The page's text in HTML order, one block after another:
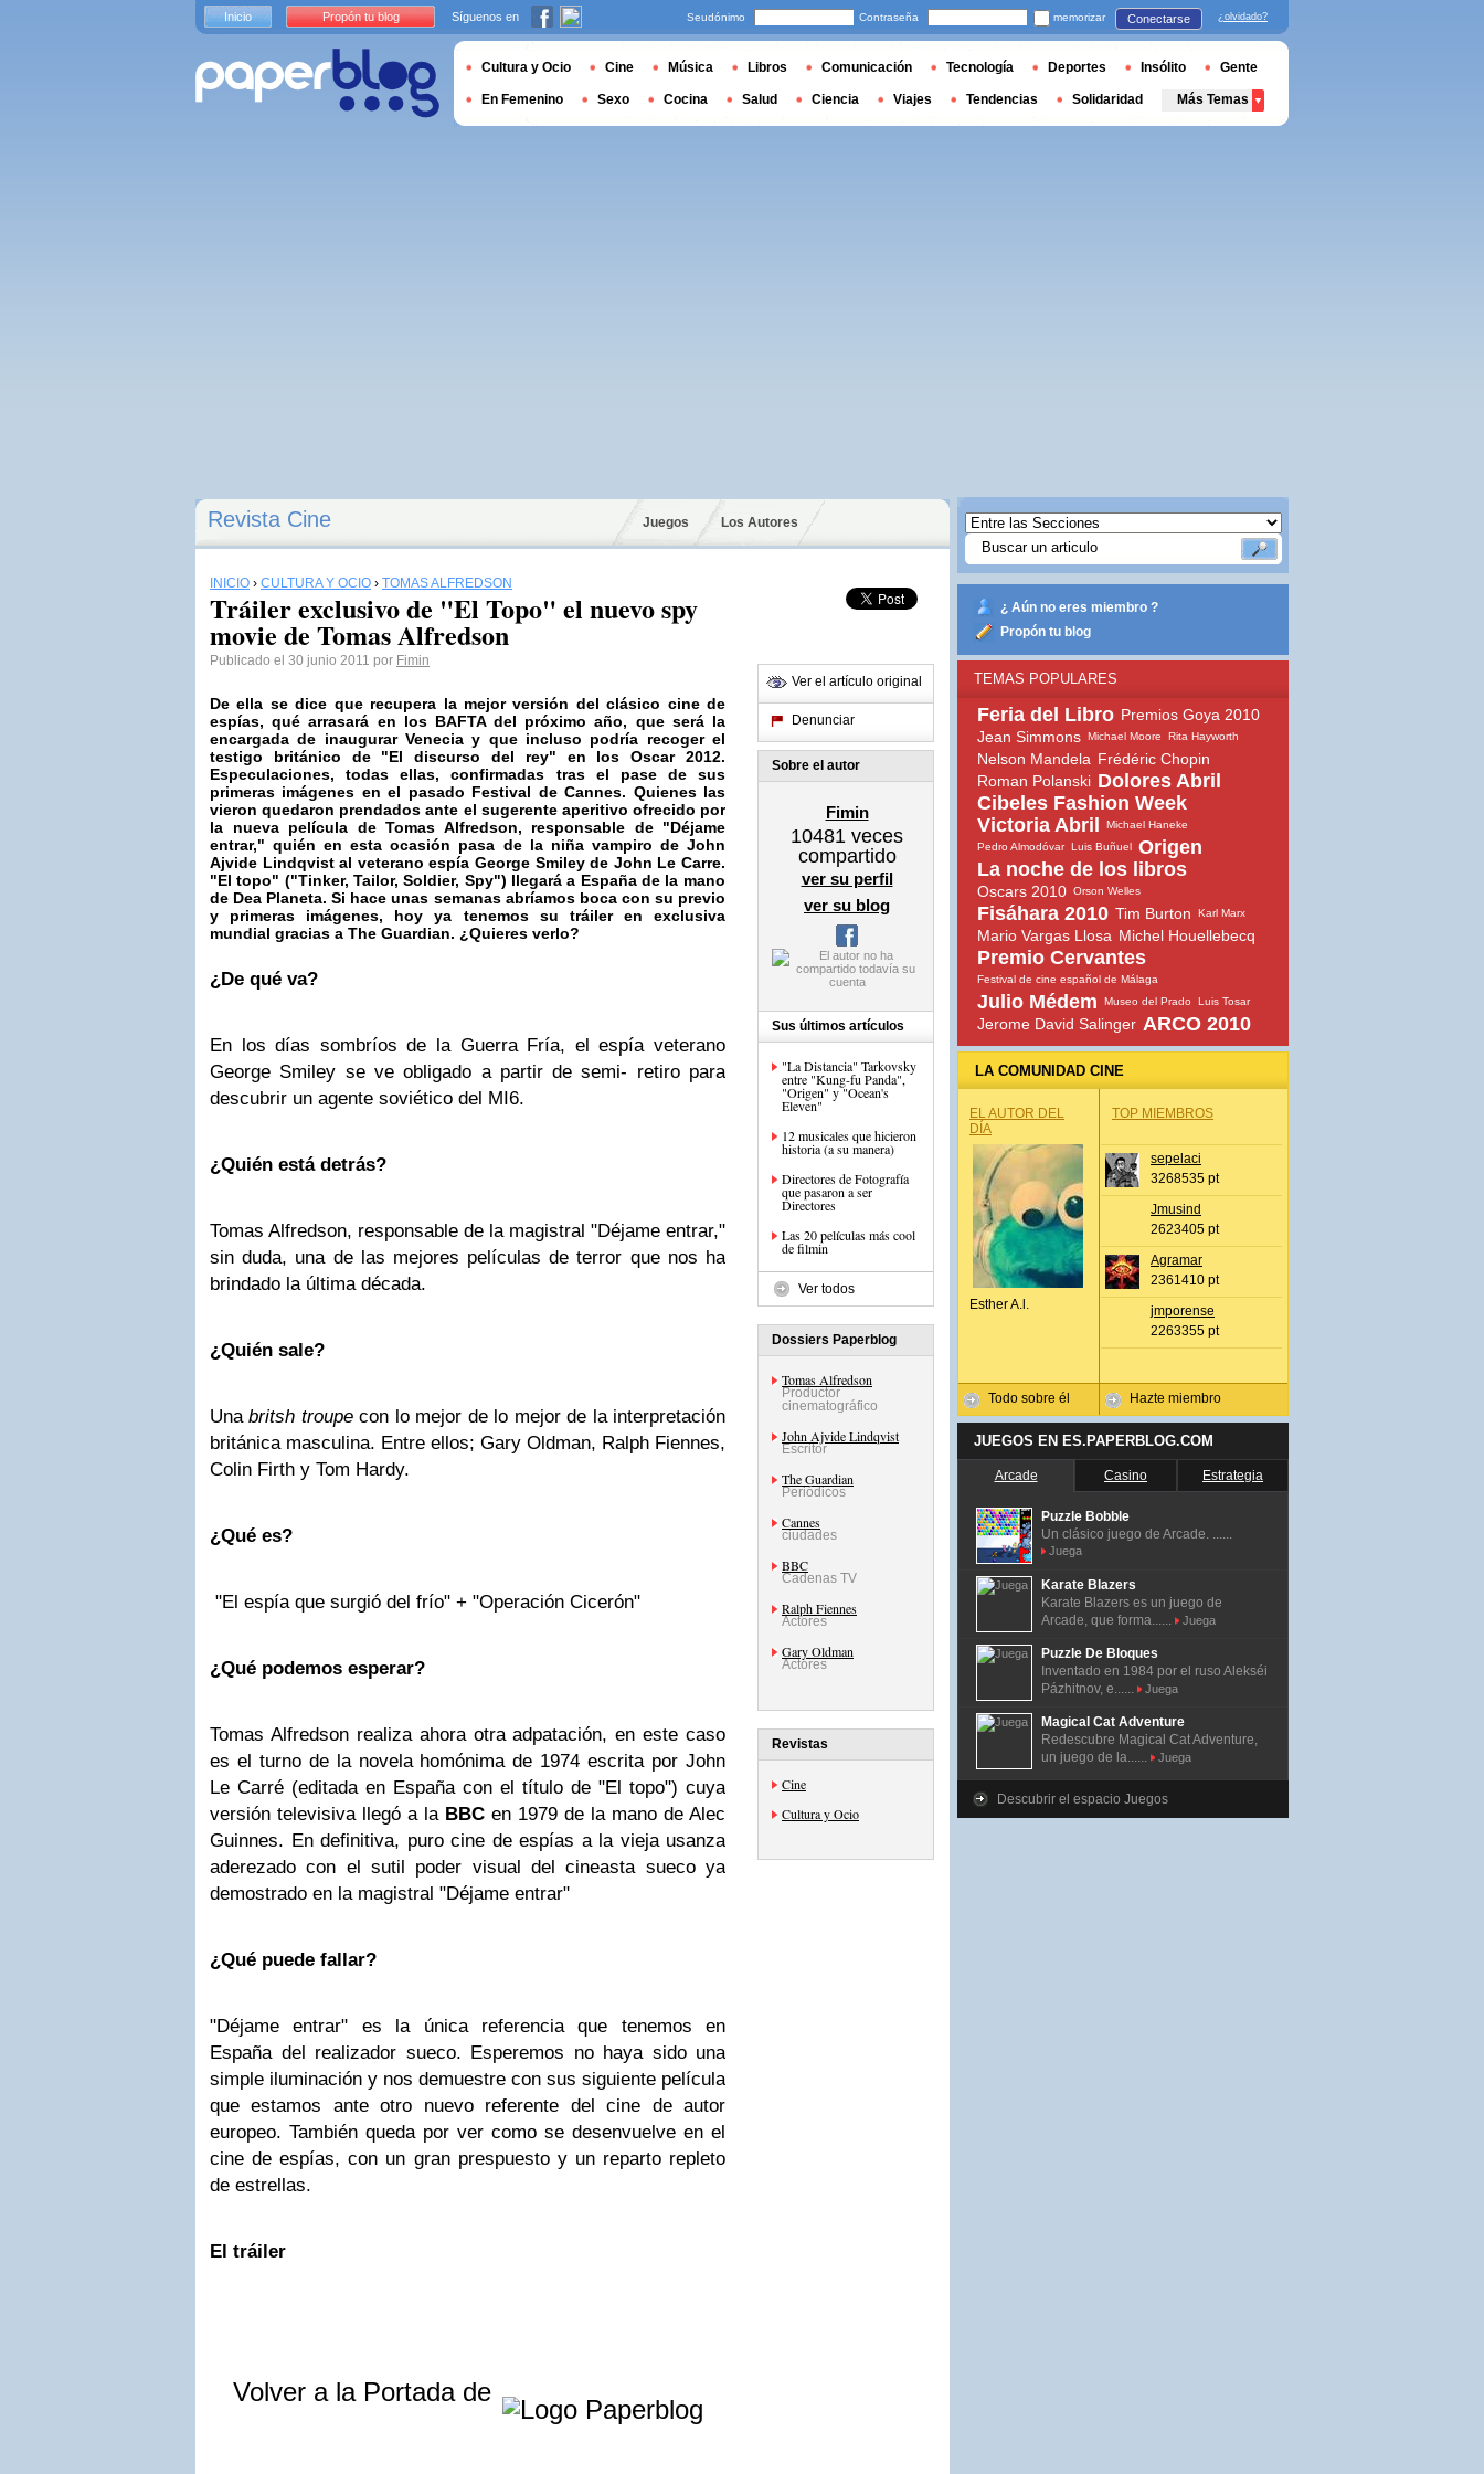
Revista Cine Juegos Los Autores
INICIO › CULTURA Y OCIO › TOMAS ALFREDSON
Tráiler exclusivo de "El Topo" el nuevo spy
movie de Tomas Alfredson
Publicado el 30 junio 2011 por Fimin
De ella se dice que recupera la mejor versión del clásico cine de
espías, qué arrasará en los BAFTA del próximo año, que será la
encargada de inaugurar Venecia y que incluso podría recoger el
testigo británico de "El discurso del rey" en los Oscar 2012.
Especulaciones, todas ellas, confirmadas tras el pase de sus
primeras imágenes en el pasado Festival deCannes. Quienes las
vieron quedaron prendados ante el sugerente aperitivo ofrecido por
la nueva película de Tomas Alfredson, responsable de "Déjame
entrar,"quién en esta ocasión pasa de la niña vampiro deJohn
Ajvide Lindqvistal veterano espía George Smiley de John Le Carre.
"El topo" ("Tinker, Tailor, Soldier, Spy") llegará a España de la mano
de Dea Planeta. Si hace unas semanas abríamos boca con su previo
y primeras imágenes, hoy ya tenemos su tráiler en exclusiva
mundial gracias a The Guardian. ¿Quieres verlo?
¿De qué va?
En los días sombríos de la Guerra Fría, el espía veterano
George Smiley se ve obligado a partir de semi- retiro para
descubrir un agente soviético del MI6.
¿Quién está detrás?
Tomas Alfredson, responsable de la magistral "Déjame entrar,"
sin duda, una de las mejores películas de terror que nos ha
brindado la última década.
¿Quién sale?
Unabritsh troupecon lo mejor de lo mejor de la interpretación
británica masculina. Entre ellos; Gary Oldman, Ralph Fiennes,
Colin Firth y Tom Hardy.
¿Qué es?
"El espía que surgió del frío" + "Operación Cicerón"
¿Qué podemos esperar?
Tomas Alfredson realiza ahora otra adpatación, en este caso
es el turno de la novela homónima de 1974 escrita por John
Le Carré (editada en España con el título de "El topo") cuya
versión televisiva llegó a la BBC en 1979 de la mano de Alec
Guinnes. En definitiva, puro cine de espías a la vieja usanza
aderezado con el sutil poder visual del cineasta sueco ya
demostrado en la magistral "Déjame entrar"
¿Qué puede fallar?
"Déjame entrar" es la única referencia que tenemos en
España del realizador sueco. Esperemos no haya sido una
simple iluminación y nos demuestre con sus siguiente película
que estamos ante otro nuevo referente del cine de autor
europeo. También queda por ver como se desenvuelve en el
cine de espías, con un gran prespuesto y un reparto repleto
de estrellas.
El tráiler
Volver a la Portada de
Ver el artículo original
Denunciar
Sobre el autor
Fimin
10481 veces
compartido
ver su perfil
ver su blog
Sus últimos artículos
"La Distancia" Tarkovsky
entre "Kung-fu Panda",
"Origen" y "Ocean's
Eleven"
12 musicales que hicieron
historia (a su manera)
Directores de Fotografía
que pasaron a ser
Directores
Las 20 películas más cool
de filmin
Ver todos
Dossiers Paperblog
Tomas Alfredson
Productor
cinematográfico
John Ajvide Lindqvist
Escritor
The Guardian
Periódicos
Cannes
ciudades
BBC
Cadenas TV
Ralph Fiennes
Actores
Gary Oldman
Actores
Revistas
Cine
Cultura y Ocio
¿ Aún no eres miembro ?
Propón tu blog
TEMAS POPULARES
Feria del Libro Premios Goya 2010
Jean Simmons Michael Moore Rita Hayworth
Nelson Mandela Frédéric Chopin
Roman Polanski Dolores Abril
Cibeles Fashion Week
Victoria Abril
Michael Haneke
Pedro Almodóvar Luis Buñuel Origen
La noche de los libros
Oscars 2010 Orson Welles
Fisáhara 2010 Tim Burton Karl Marx
Mario Vargas Llosa Michel Houellebecq
Premio Cervantes
Festival de cine español de Málaga
Julio Médem Museo del Prado Luis Tosar
Jerome David Salinger ARCO 2010
LA COMUNIDAD CINE
EL AUTOR DEL
DÍA
Esther A.l.
Todo sobre él
TOP MIEMBROS
sepelaci
3268535 pt
Jmusind
2623405 pt
Agramar
2361410 pt
jmporense
2263355 pt
Hazte miembro
JUEGOS EN ES.PAPERBLOG.COM
Arcade Casino Estrategia
Puzzle Bobble
Un clásico juego de Arcade. ......
Juega
Karate Blazers
Karate Blazers es un juego de
Arcade, que forma......
Juega
Puzzle De Bloques
Inventado en 1984 por el ruso Alekséi
Pázhitnov, e......
Juega
Magical Cat Adventure
Redescubre Magical Cat Adventure,
un juego de la......
Juega
Descubrir el espacio Juegos
Inicio Propón tu blog Síguenos en Seudónimo Contraseña memorizar Conectarse ¿olvidado?
Cultura y Ocio Cine Música Libros Comunicación Tecnología Deportes Insólito Gente
En Femenino Sexo Cocina Salud Ciencia Viajes Tendencias Solidaridad Más Temas